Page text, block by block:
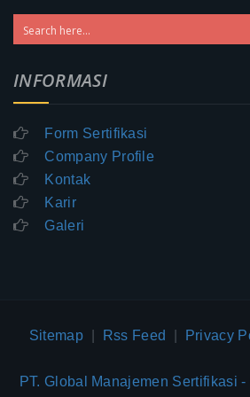
INFORMASI
Form Sertifikasi
Company Profile
Kontak
Karir
Galeri
Sitemap Rss Feed Privacy
PT. Global Manajemen Sertifikasi